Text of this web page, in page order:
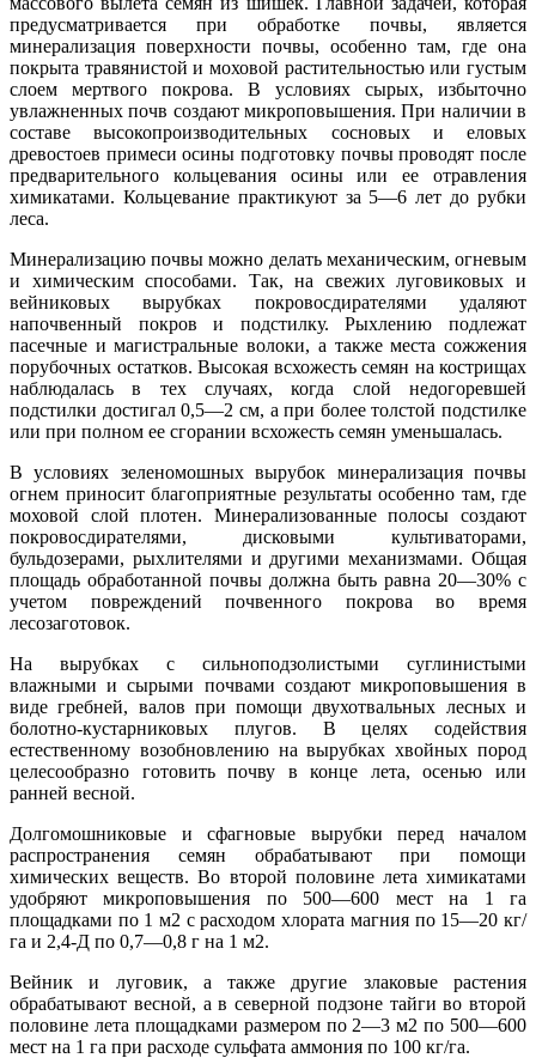
предусматривается при обработке почвы, является
минерализация поверхности почвы, особенно там, где она
покрыта травянистой и моховой растительностью или густым
слоем мертвого покрова. В условиях сырых, избыточно
увлажненных почв создают микроповышения. При наличии в
составе высокопроизводительных сосновых и еловых
древостоев примеси осины подготовку почвы проводят после
предварительного кольцевания осины или ее отравления
химикатами. Кольцевание практикуют за 5—6 лет до рубки
леса.
Минерализацию почвы можно делать механическим, огневым
и химическим способами. Так, на свежих луговиковых и
вейниковых вырубках покровосдирателями удаляют
напочвенный покров и подстилку. Рыхлению подлежат
пасечные и магистральные волоки, а также места сожжения
порубочных остатков. Высокая всхожесть семян на кострищах
наблюдалась в тех случаях, когда слой недогоревшей
подстилки достигал 0,5—2 см, а при более толстой подстилке
или при полном ее сгорании всхожесть семян уменьшалась.
В условиях зеленомошных вырубок минерализация почвы
огнем приносит благоприятные результаты особенно там, где
моховой слой плотен. Минерализованные полосы создают
покровосдирателями, дисковыми культиваторами,
бульдозерами, рыхлителями и другими механизмами. Общая
площадь обработанной почвы должна быть равна 20—30% с
учетом повреждений почвенного покрова во время
лесозаготовок.
На вырубках с сильноподзолистыми суглинистыми
влажными и сырыми почвами создают микроповышения в
виде гребней, валов при помощи двухотвальных лесных и
болотно-кустарниковых плугов. В целях содействия
естественному возобновлению на вырубках хвойных пород
целесообразно готовить почву в конце лета, осенью или
ранней весной.
Долгомошниковые и сфагновые вырубки перед началом
распространения семян обрабатывают при помощи
химических веществ. Во второй половине лета химикатами
удобряют микроповышения по 500—600 мест на 1 га
площадками по 1 м2 с расходом хлората магния по 15—20 кг/
га и 2,4-Д по 0,7—0,8 г на 1 м2.
Вейник и луговик, а также другие злаковые растения
обрабатывают весной, а в северной подзоне тайги во второй
половине лета площадками размером по 2—3 м2 по 500—600
мест на 1 га при расходе сульфата аммония по 100 кг/га.